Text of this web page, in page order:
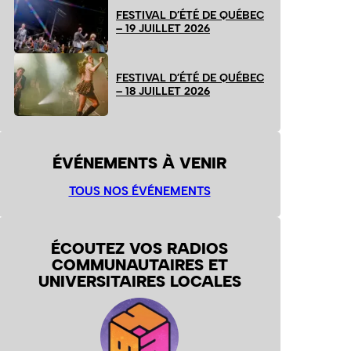
FESTIVAL D’ÉTÉ DE QUÉBEC
– 19 JUILLET 2026
FESTIVAL D’ÉTÉ DE QUÉBEC
– 18 JUILLET 2026
ÉVÉNEMENTS À VENIR
TOUS NOS ÉVÉNEMENTS
ÉCOUTEZ VOS RADIOS
COMMUNAUTAIRES ET
UNIVERSITAIRES LOCALES